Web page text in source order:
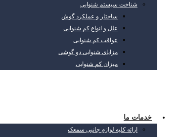
شناخت سیستم شنوایی
ساختار و عملکرد گوش
علل و انواع کم شنوایی
عواقب کم شنوایی
مزایای شنوایی دو گوشی
میزان کم شنوایی
خدمات ما
ارائه کلیه لوازم جانبی سمعک